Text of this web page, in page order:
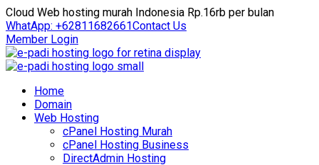
Cloud Web hosting murah Indonesia Rp.16rb per bulan
WhatApp: +62811682661Contact Us
Member Login
Home
Domain
Web Hosting
cPanel Hosting Murah
cPanel Hosting Business
DirectAdmin Hosting